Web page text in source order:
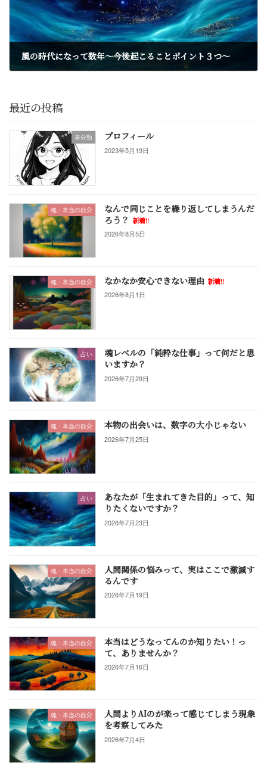
風の時代になって数年～今後起こることポイント３つ～
最近の投稿
未分類 プロフィール
2023年5月19日
魂・本当の自分
なんで同じことを繰り返してしまうんだ
ろう？ 新着!!
2026年8月5日
魂・本当の自分 なかなか安心できない理由 新着!!
2026年8月1日
占い
魂レベルの「純粋な仕事」って何だと思
いますか？
2026年7月29日
魂・本当の自分 本物の出会いは、数字の大小じゃない
2026年7月25日
占い
あなたが「生まれてきた目的」って、知
りたくないですか？
2026年7月23日
魂・本当の自分
人間関係の悩みって、実はここで激減す
るんです
2026年7月19日
魂・本当の自分
本当はどうなってんのか知りたい！っ
て、ありませんか？
2026年7月16日
魂・本当の自分
人間よりAIのが楽って感じてしまう現象
を考察してみた
2026年7月4日